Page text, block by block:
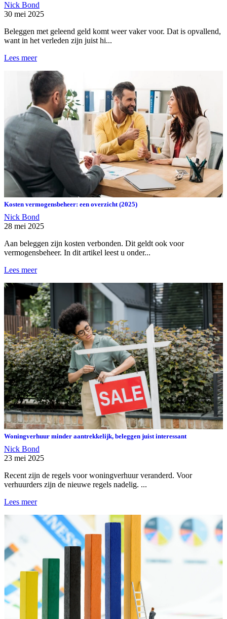
Nick Bond
30 mei 2025
Beleggen met geleend geld komt weer vaker voor. Dat is opvallend,
want in het verleden zijn juist hi...
Lees meer
Kosten vermogensbeheer: een overzicht (2025)
Nick Bond
28 mei 2025
Aan beleggen zijn kosten verbonden. Dit geldt ook voor
vermogensbeheer. In dit artikel leest u onder...
Lees meer
Woningverhuur minder aantrekkelijk, beleggen juist interessant
Nick Bond
23 mei 2025
Recent zijn de regels voor woningverhuur veranderd. Voor
verhuurders zijn de nieuwe regels nadelig. ...
Lees meer